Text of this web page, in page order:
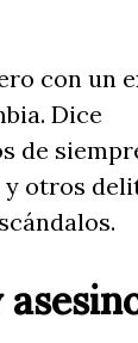
con un
Dice
de
otros